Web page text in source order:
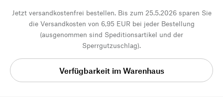
Jetzt versandkostenfrei bestellen. Bis zum 25.5.2026 sparen Sie
die Versandkosten von 6,95 EUR bei jeder Bestellung
(ausgenommen sind Speditionsartikel und der
Sperrgutzuschlag).
Verfügbarkeit im Warenhaus